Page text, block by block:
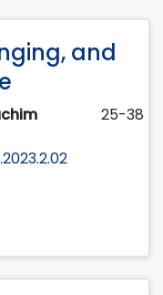
and
25-38